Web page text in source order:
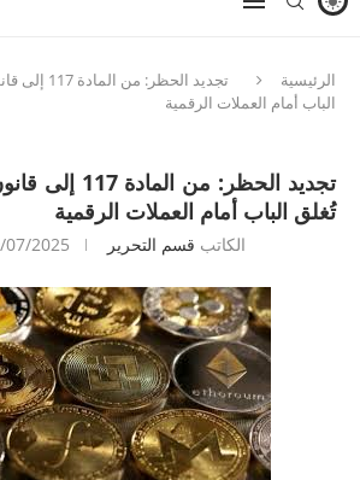
الرئيسية
الباب أمام العملات الرقمية
تُغلق الباب أمام العملات الرقمية
الكاتب قسم التحرير 07/2025